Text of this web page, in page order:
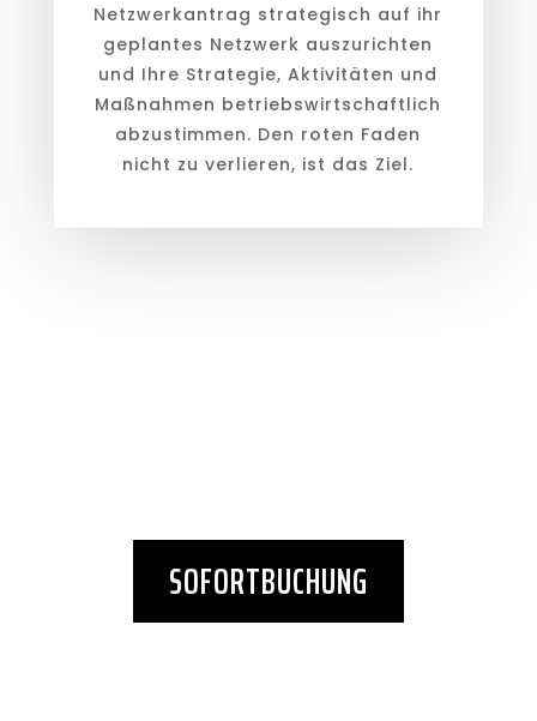
Netzwerkantrag strategisch auf ihr
geplantes Netzwerk auszurichten
und Ihre Strategie, Aktivitäten und
Maßnahmen betriebswirtschaftlich
abzustimmen. Den roten Faden
nicht zu verlieren, ist das Ziel.
SOFORTBUCHUNG